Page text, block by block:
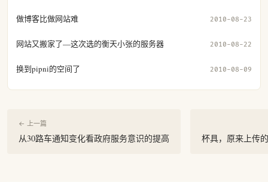
做博客比做网站难 2010-08-23
网站又搬家了—这次选的衡天小张的服务器 2010-08-22
换到pipni的空间了 2010-08-09
← 上一篇
从30路车通知变化看政府服务意识的提高 杯具，原来上传